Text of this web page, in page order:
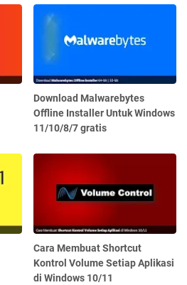
Download Malwarebytes
Offline Installer Untuk Windows
11/10/8/7 gratis
Cara Membuat Shortcut
Kontrol Volume Setiap Aplikasi
di Windows 10/11